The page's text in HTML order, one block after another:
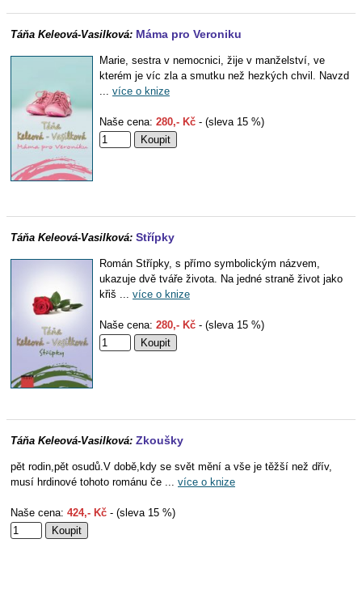
Táňa Keleová-Vasilková: Máma pro Veroniku
Marie, sestra v nemocnici, žije v manželství, ve
kterém je víc zla a smutku než hezkých chvil. Navzd
... více o knize
Naše cena: 280,- Kč - (sleva 15 %)
Táňa Keleová-Vasilková: Střípky
Román Střípky, s přímo symbolickým názvem,
ukazuje dvě tváře života. Na jedné straně život jako
křiš ... více o knize
Naše cena: 280,- Kč - (sleva 15 %)
Táňa Keleová-Vasilková: Zkoušky
pět rodin,pět osudů.V době,kdy se svět mění a vše je těžší než dřív,
musí hrdinové tohoto románu če ... více o knize
Naše cena: 424,- Kč - (sleva 15 %)